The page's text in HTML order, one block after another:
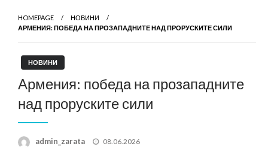
HOMEPAGE
НОВИНИ
АРМЕНИЯ: ПОБЕДА НА ПРОЗАПАДНИТЕ НАД ПРОРУСКИТЕ СИЛИ
НОВИНИ
Армения: победа на прозападните
над проруските сили
admin_zarata
Posted
08.06.2026